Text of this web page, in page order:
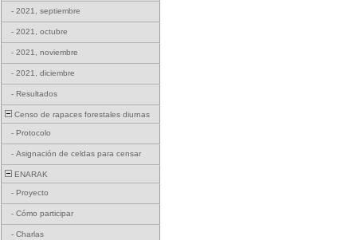
- 2021, septiembre
- 2021, octubre
- 2021, noviembre
- 2021, diciembre
- Resultados
Censo de rapaces forestales diurnas
- Protocolo
- Asignación de celdas para censar
ENARAK
- Proyecto
- Cómo participar
- Charlas